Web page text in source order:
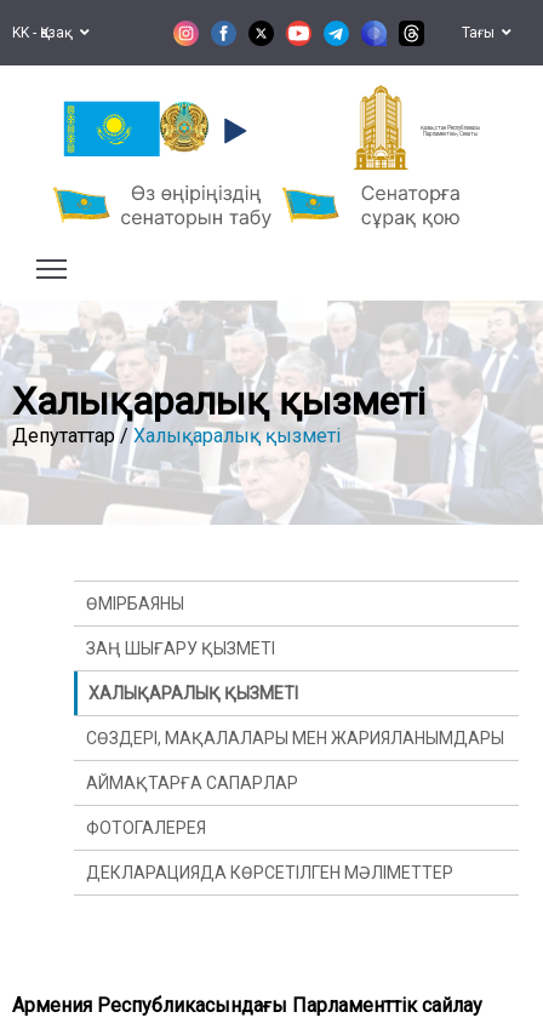
KK - Қазақ Тағы
Қазақстан Республикасы
Парламентінің Сенаты
Халықаралық қызметі
Депутаттар /Халықаралық қызметі
Армения Республикасындағы Парламенттік сайлау
ӨМІРБАЯНЫ
ЗАҢ ШЫҒАРУ ҚЫЗМЕТІ
ХАЛЫҚАРАЛЫҚ ҚЫЗМЕТІ
СӨЗДЕРІ, МАҚАЛАЛАРЫ МЕН ЖАРИЯЛАНЫМДАРЫ
АЙМАҚТАРҒА САПАРЛАР
ФОТОГАЛЕРЕЯ
ДЕКЛАРАЦИЯДА КӨРСЕТІЛГЕН МӘЛІМЕТТЕР